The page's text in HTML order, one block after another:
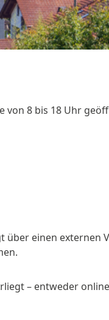
von 8 bis 18 Uhr
einen externen
– entweder